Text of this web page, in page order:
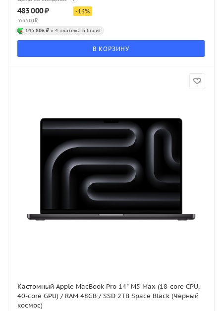
483 000₽
555 500₽
-13%
145 806 ₽ × 4 платежа в Сплит
В КОРЗИНУ
Кастомный Apple MacBook Pro 14" M5 Max (18-core CPU,
40-core GPU) / RAM 48GB / SSD 2TB Space Black (Черный
космос)